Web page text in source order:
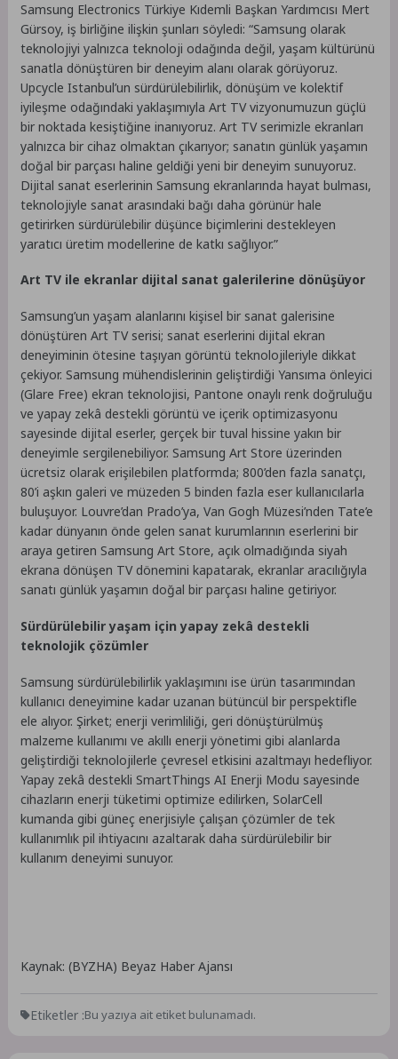
Samsung Electronics Türkiye Kıdemli Başkan Yardımcısı Mert
Gürsoy, iş birliğine ilişkin şunları söyledi: “Samsung olarak
teknolojiyi yalnızca teknoloji odağında değil, yaşam kültürünü
sanatla dönüştüren bir deneyim alanı olarak görüyoruz.
Upcycle Istanbul’un sürdürülebilirlik, dönüşüm ve kolektif
iyileşme odağındaki yaklaşımıyla Art TV vizyonumuzun güçlü
bir noktada kesiştiğine inanıyoruz. Art TV serimizle ekranları
yalnızca bir cihaz olmaktan çıkarıyor; sanatın günlük yaşamın
doğal bir parçası haline geldiği yeni bir deneyim sunuyoruz.
Dijital sanat eserlerinin Samsung ekranlarında hayat bulması,
teknolojiyle sanat arasındaki bağı daha görünür hale
getirirken sürdürülebilir düşünce biçimlerini destekleyen
yaratıcı üretim modellerine de katkı sağlıyor.”
Art TV ile ekranlar dijital sanat galerilerine dönüşüyor
Samsung’un yaşam alanlarını kişisel bir sanat galerisine
dönüştüren Art TV serisi; sanat eserlerini dijital ekran
deneyiminin ötesine taşıyan görüntü teknolojileriyle dikkat
çekiyor. Samsung mühendislerinin geliştirdiği Yansıma önleyici
(Glare Free) ekran teknolojisi, Pantone onaylı renk doğruluğu
ve yapay zekâ destekli görüntü ve içerik optimizasyonu
sayesinde dijital eserler, gerçek bir tuval hissine yakın bir
deneyimle sergilenebiliyor. Samsung Art Store üzerinden
ücretsiz olarak erişilebilen platformda; 800’den fazla sanatçı,
80’i aşkın galeri ve müzeden 5 binden fazla eser kullanıcılarla
buluşuyor. Louvre’dan Prado’ya, Van Gogh Müzesi’nden Tate’e
kadar dünyanın önde gelen sanat kurumlarının eserlerini bir
araya getiren Samsung Art Store, açık olmadığında siyah
ekrana dönüşen TV dönemini kapatarak, ekranlar aracılığıyla
sanatı günlük yaşamın doğal bir parçası haline getiriyor.
Sürdürülebilir yaşam için yapay zekâ destekli
teknolojik çözümler
Samsung sürdürülebilirlik yaklaşımını ise ürün tasarımından
kullanıcı deneyimine kadar uzanan bütüncül bir perspektifle
ele alıyor. Şirket; enerji verimliliği, geri dönüştürülmüş
malzeme kullanımı ve akıllı enerji yönetimi gibi alanlarda
geliştirdiği teknolojilerle çevresel etkisini azaltmayı hedefliyor.
Yapay zekâ destekli SmartThings AI Enerji Modu sayesinde
cihazların enerji tüketimi optimize edilirken, SolarCell
kumanda gibi güneç enerjisiyle çalışan çözümler de tek
kullanımlık pil ihtiyacını azaltarak daha sürdürülebilir bir
kullanım deneyimi sunuyor.
Kaynak: (BYZHA) Beyaz Haber Ajansı
Etiketler :Bu yazıya ait etiket bulunamadı.